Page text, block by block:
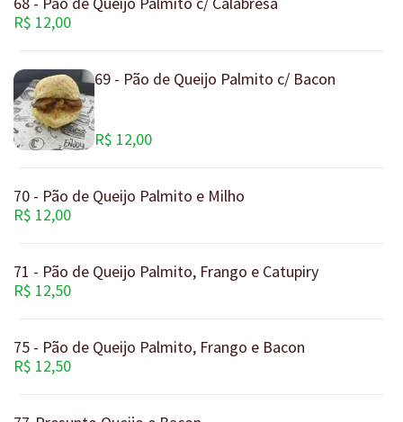
R$ 12,00
69 - Pão de Queijo Palmito c/ Bacon
R$ 12,00
70 - Pão de Queijo Palmito e Milho
R$ 12,00
71 - Pão de Queijo Palmito, Frango e Catupiry
R$ 12,50
75 - Pão de Queijo Palmito, Frango e Bacon
R$ 12,50